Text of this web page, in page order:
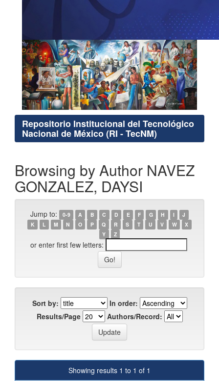
Repositorio Institucional del Tecnológico
Nacional de México (RI - TecNM)
Browsing by Author NAVEZ
GONZALEZ, DAYSI
Jump to: 0-9 A B C D E F G H I
J
K
L M N O P Q R S T U V W
X
Y
Z
or enter first few letters:
Sort by:
In order:
Results/Page
Authors/Record:
Showing results 1 to 1 of 1